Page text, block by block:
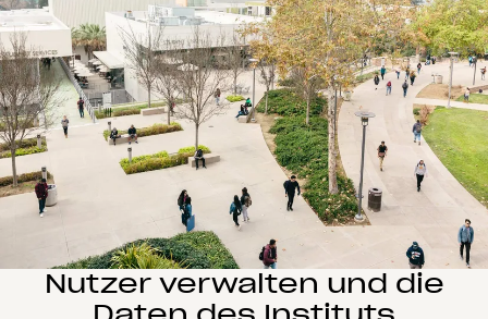
Nutzer verwalten und die